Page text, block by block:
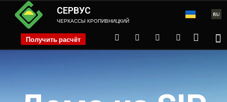
СЕРВУС
ЧЕРКАССЫ КРОПИВНИЦКИЙ
Получить расчёт phone